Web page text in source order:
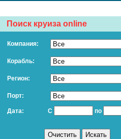
Поиск круиза online
Компания:
Корабль:
Регион:
Порт:
Дата: С по